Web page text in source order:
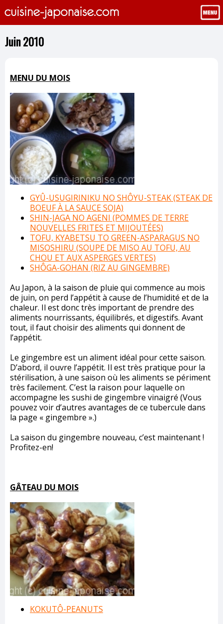
Juin 2010
MENU DU MOIS
GYÛ-USUGIRINIKU NO SHÔYU-STEAK (STEAK DE
BOEUF À LA SAUCE SOJA)
SHIN-JAGA NO AGENI (POMMES DE TERRE
NOUVELLES FRITES ET MIJOUTÉES)
TOFU, KYABETSU TO GREEN-ASPARAGUS NO
MISOSHIRU (SOUPE DE MISO AU TOFU, AU
CHOU ET AUX ASPERGES VERTES)
SHÔGA-GOHAN (RIZ AU GINGEMBRE)
Au Japon, à la saison de pluie qui commence au mois
de juin, on perd l’appétit à cause de l’humidité et de la
chaleur. Il est donc très important de prendre des
aliments nourrissants, équilibrés, et digestifs. Avant
tout, il faut choisir des aliments qui donnent de
l’appétit.
Le gingembre est un aliment idéal pour cette saison.
D’abord, il ouvre l’appétit. Il est très pratique pour la
stérilisation, à une saison où les aliments se périment
très facilement. C’est la raison pour laquelle on
accompagne les sushi de gingembre vinaigré (Vous
pouvez voir d’autres avantages de ce tubercule dans
la page « gingembre ».)
La saison du gingembre nouveau, c’est maintenant !
Profitez-en!
GÂTEAU DU MOIS
KOKUTÔ-PEANUTS